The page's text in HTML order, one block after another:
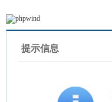
提示信息